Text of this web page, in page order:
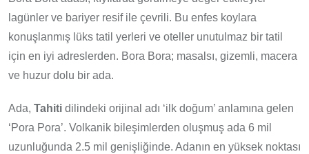
lagünler ve bariyer resif ile çevrili. Bu enfes koylara
konuşlanmış lüks tatil yerleri ve oteller unutulmaz bir tatil
için en iyi adreslerden. Bora Bora; masalsı, gizemli, macera
ve huzur dolu bir ada.
Ada, Tahiti dilindeki orijinal adı ‘ilk doğum’ anlamına gelen
‘Pora Pora’. Volkanik bileşimlerden oluşmuş ada 6 mil
uzunluğunda 2.5 mil genişliğinde. Adanın en yüksek noktası